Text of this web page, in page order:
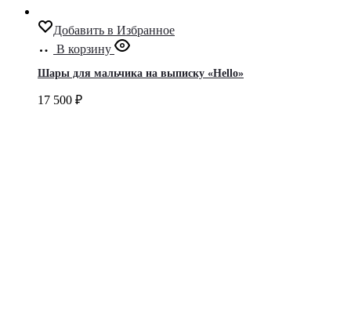
Добавить в Избранное
В корзину
Шары для мальчика на выписку «Hello»
17 500 ₽